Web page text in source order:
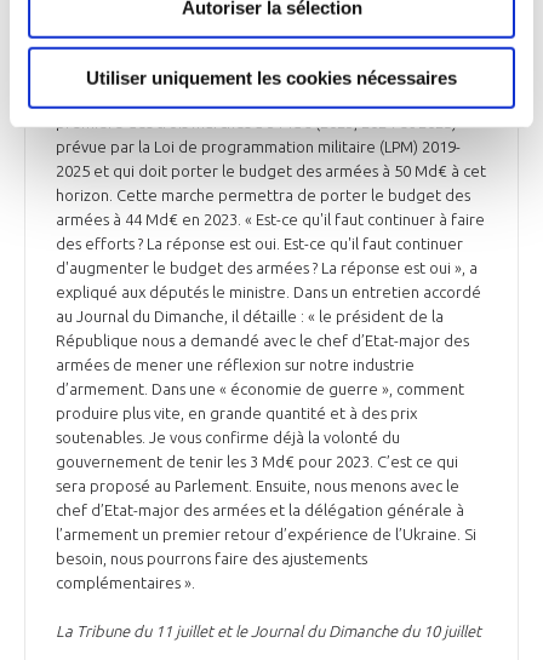
Autoriser la sélection
Utiliser uniquement les cookies nécessaires
juillet lors de son audition à la commission de la Défense de
l'Assemblée nationale que « le gouvernement proposera
prévue par la Loi de programmation militaire (LPM) 2019-
2025 et qui doit porter le budget des armées à 50 Md€ à cet
horizon. Cette marche permettra de porter le budget des
armées à 44 Md€ en 2023. « Est-ce qu'il faut continuer à faire
des efforts ? La réponse est oui. Est-ce qu'il faut continuer
d'augmenter le budget des armées ? La réponse est oui », a
expliqué aux députés le ministre. Dans un entretien accordé
au Journal du Dimanche, il détaille : « le président de la
République nous a demandé avec le chef d’Etat-major des
armées de mener une réflexion sur notre industrie
d’armement. Dans une « économie de guerre », comment
produire plus vite, en grande quantité et à des prix
soutenables. Je vous confirme déjà la volonté du
gouvernement de tenir les 3 Md€ pour 2023. C’est ce qui
sera proposé au Parlement. Ensuite, nous menons avec le
chef d’Etat-major des armées et la délégation générale à
l’armement un premier retour d’expérience de l’Ukraine. Si
besoin, nous pourrons faire des ajustements
complémentaires ».
La Tribune du 11 juillet et le Journal du Dimanche du 10 juillet